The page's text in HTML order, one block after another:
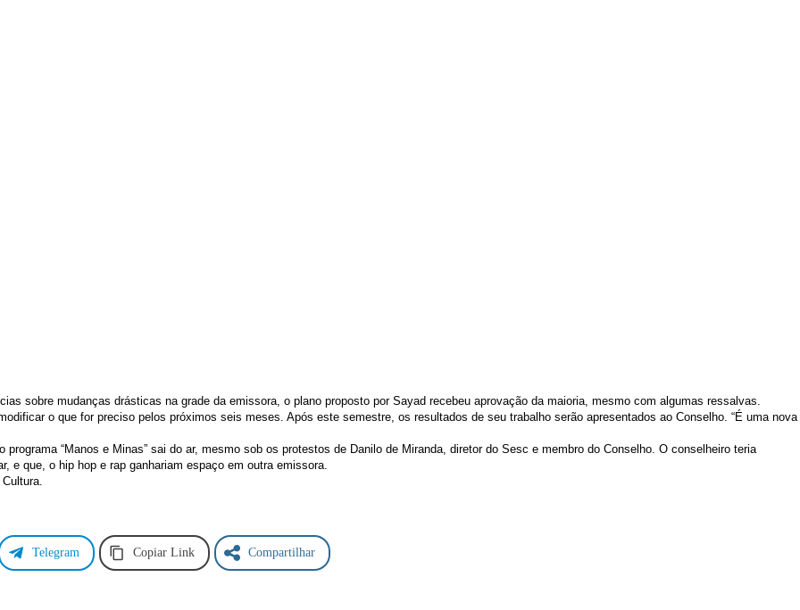
sobre mudanças drásticas na grade da emissora, o plano proposto por Sayad recebeu aprovação da maioria, mesmo com algumas ressalvas.
o que for preciso pelos próximos seis meses. Após este semestre, os resultados de seu trabalho serão apresentados ao Conselho. “É uma nova
“Manos e Minas” sai do ar, mesmo sob os protestos de Danilo de Miranda, diretor do Sesc e membro do Conselho. O conselheiro teria
e que, o hip hop e rap ganhariam espaço em outra emissora.
Telegram Copiar Link Compartilhar